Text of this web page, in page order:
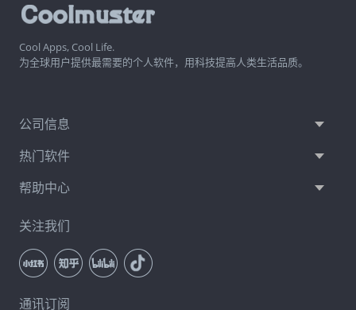
Cool Apps, Cool Life.
为全球用户提供最需要的个人软件，用科技提高人类生活品质。
公司信息
热门软件
帮助中心
关注我们
通讯订阅